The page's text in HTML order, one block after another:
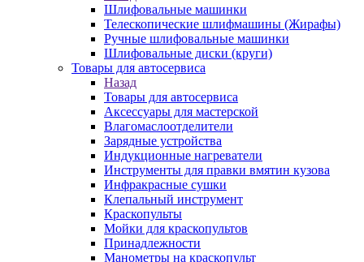
Шлифовальные машинки
Телескопические шлифмашины (Жирафы)
Ручные шлифовальные машинки
Шлифовальные диски (круги)
Товары для автосервиса
Назад
Товары для автосервиса
Аксессуары для мастерской
Влагомаслоотделители
Зарядные устройства
Индукционные нагреватели
Инструменты для правки вмятин кузова
Инфракрасные сушки
Клепальный инструмент
Краскопульты
Мойки для краскопультов
Принадлежности
Манометры на краскопульт